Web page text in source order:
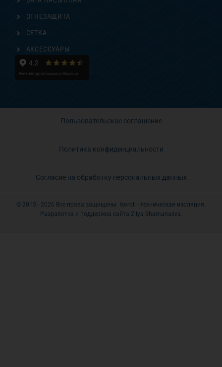
ОГНЕЗАЩИТА
СЕТКА
АКСЕССУАРЫ
Пользовательское соглашение
Политика конфиденциальности
Согласие на обработку персональных данных
© 2015 - 2026 Все права защищены. Isoroll - техническая изоляция.
Разработка и поддержка сайта Zilya Shamanaeva.